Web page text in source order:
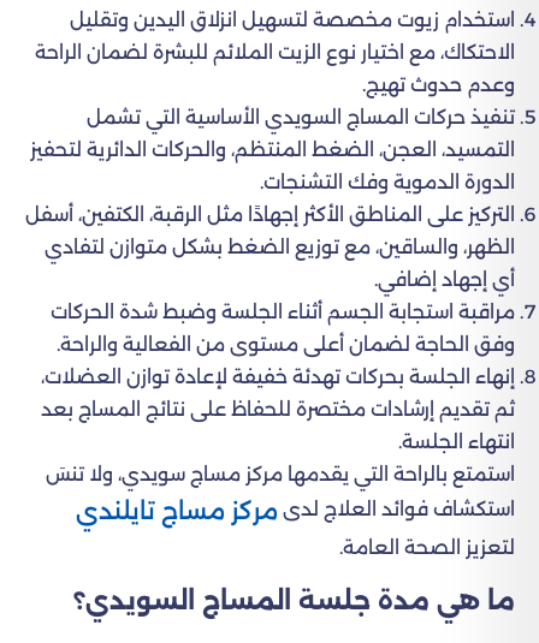
استخدام زيوت مخصصة لتسهيل انزلاق اليدين وتقليل
الاحتكاك، مع اختيار نوع الزيت الملائم للبشرة لضمان الراحة
وعدم حدوث تهيج.
تنفيذ حركات المساج السويدي الأساسية التي تشمل
التمسيد، العجن، الضغط المنتظم، والحركات الدائرية لتحفيز
الدورة الدموية وفك التشنجات.
التركيز على المناطق الأكثر إجهادًا مثل الرقبة، الكتفين، أسفل
الظهر، والساقين، مع توزيع الضغط بشكل متوازن لتفادي
أي إجهاد إضافي.
مراقبة استجابة الجسم أثناء الجلسة وضبط شدة الحركات
وفق الحاجة لضمان أعلى مستوى من الفعالية والراحة.
إنهاء الجلسة بحركات تهدئة خفيفة لإعادة توازن العضلات،
ثم تقديم إرشادات مختصرة للحفاظ على نتائج المساج بعد
انتهاء الجلسة.
استمتع بالراحة التي يقدمها مركز مساج سويدي، ولا تنسَ
استكشاف فوائد العلاج لدى مركز مساج تايلندي
لتعزيز الصحة العامة.
ما هي مدة جلسة المساج السويدي؟